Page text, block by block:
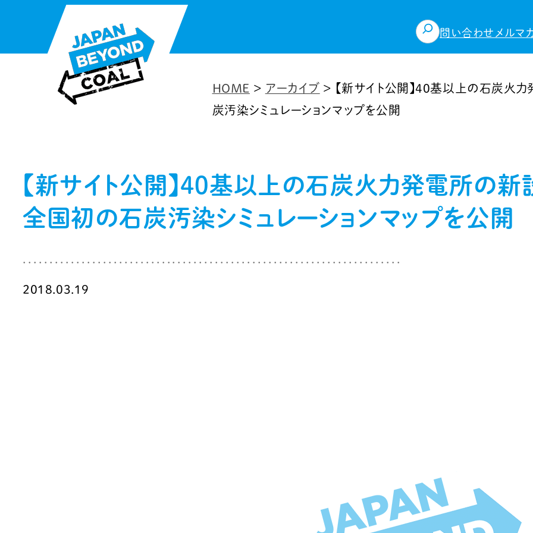
検
問い合わせ メルマ
HOME > アーカイブ > 【新サイト公開】40基以上の石炭火
炭汚染シミュレーションマップを公開
【新サイト公開】40基以上の石炭火力発電所の
全国初の石炭汚染シミュレーションマップを公開
2018.03.19